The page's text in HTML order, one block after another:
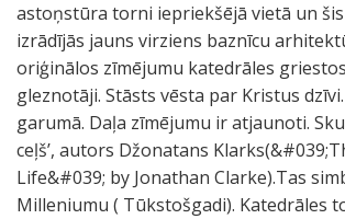
astoņstūra torni iepriekšējā vietā un
izrādījās jauns virziens baznīcu
oriģinālos zīmējumu katedrāles
gleznotāji. Stāsts vēsta par Kristus
garumā. Daļa zīmējumu ir atjaunoti.
ceļš’, autors Džonatans
Life&#039; by Jonathan Clarke).Tas
Milleniumu ( Tūkstošgadi). Katedrāles